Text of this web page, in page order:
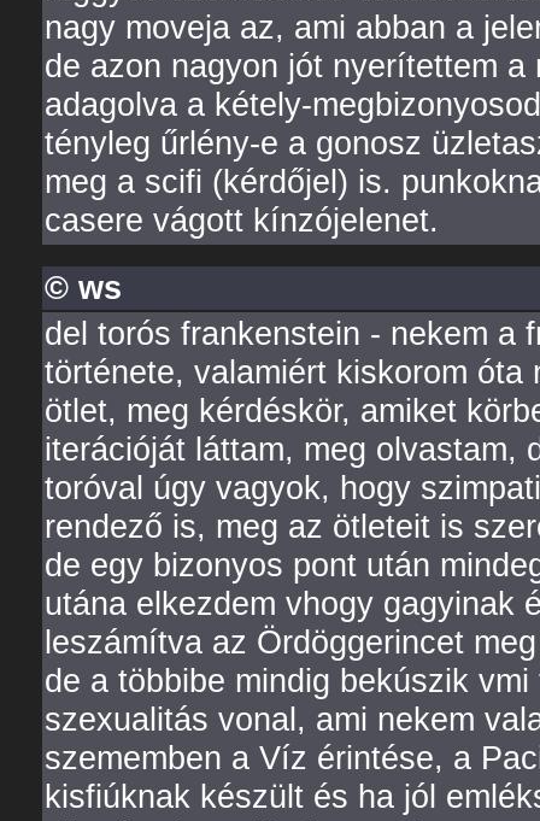
nagy moveja az, ami abban a
de azon nagyon jót nyerítettem
adagolva a kétely-
tényleg űrlény-e a gonosz
meg a scifi (kérdőjel) is.
casere vágott kínzójelenet.
© ws
del torós frankenstein - nekem a
története, valamiért kiskorom
ötlet, meg kérdéskör, amiket
iterációját láttam, meg olvastam,
toróval úgy vagyok, hogy
rendező is, meg az ötleteit is
de egy bizonyos pont után
utána elkezdem vhogy gagyinak
leszámítva az Ördöggerincet
de a többibe mindig bekúszik
szexualitás vonal, ami nekem
szememben a Víz érintése, a
kisfiúknak készült és ha jól